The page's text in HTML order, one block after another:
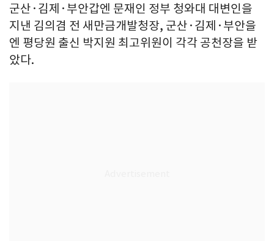
군산·김제·부안갑엔 문재인 정부 청와대 대변인을
지낸 김의겸 전 새만금개발청장, 군산·김제·부안을
엔 평당원 출신 박지원 최고위원이 각각 공천장을 받
았다.